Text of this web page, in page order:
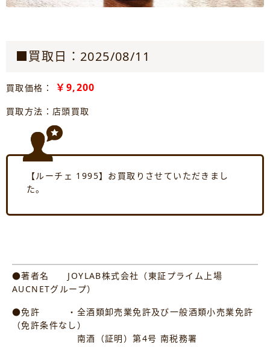
■買取日：2025/08/11
買取価格： ￥9,200
買取方法：店頭買取
【ルーチェ 1995】お買取りさせていただきまし
た。
●著者名 JOYLAB株式会社（東証プライム上場
AUCNETグループ）
●免許 ・全酒類卸売業免許及び一般酒類小売業免許
（免許条件なし）
南酒（証明）第4号 南税務署